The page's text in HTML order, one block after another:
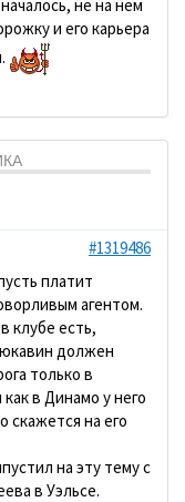
не на нем
и его карьера
#1319486
платит
агентом.
клубе есть,
должен
только в
в Динамо у него
скажется на его
на эту тему с
в Уэльсе.